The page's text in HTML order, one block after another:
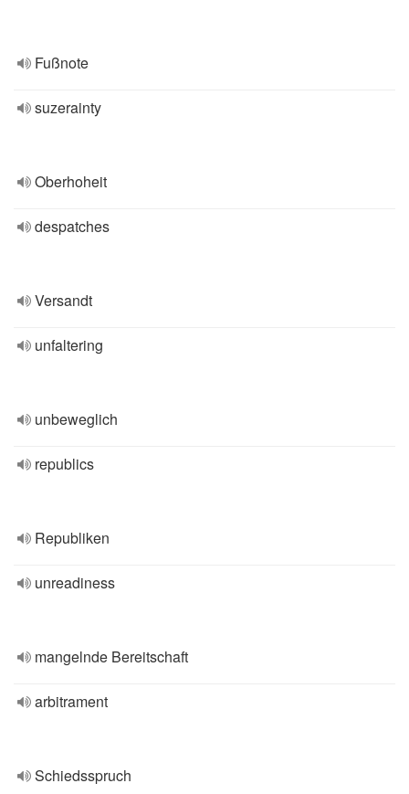
Fußnote
suzerainty
Oberhoheit
despatches
Versandt
unfaltering
unbeweglich
republics
Republiken
unreadiness
mangelnde Bereitschaft
arbitrament
Schiedsspruch